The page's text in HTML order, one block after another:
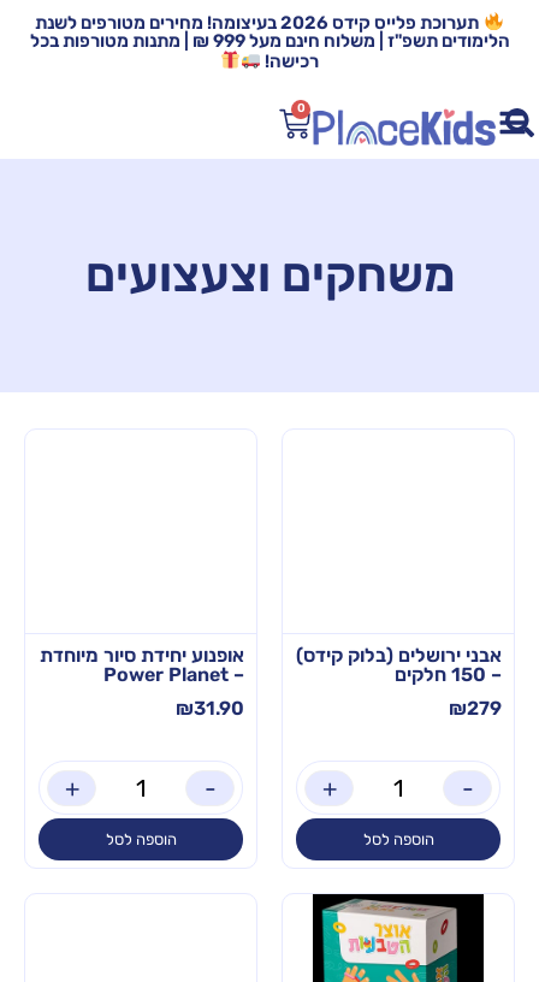
תערוכת פלייס קידס 2026 בעיצומה! מחירים מטורפים לשנת
הלימודים תשפ"ז | משלוח חינם מעל 999 ₪ | מתנות מטורפות בכל
רכישה!
0
משחקים וצעצועים
אבני ירושלים (בלוק קידס)
– 150 חלקים
₪279
-
+
הוספה לסל
אופנוע יחידת סיור מיוחדת
– Power Planet
₪31.90
-
+
הוספה לסל